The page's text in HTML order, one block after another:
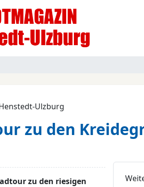
Ulzburg
zu den
zu den riesigen